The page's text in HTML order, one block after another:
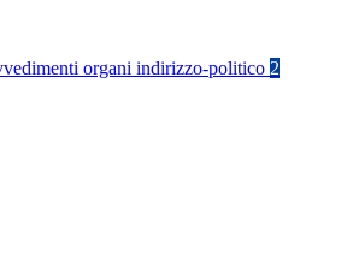
organi indirizzo-politico 2